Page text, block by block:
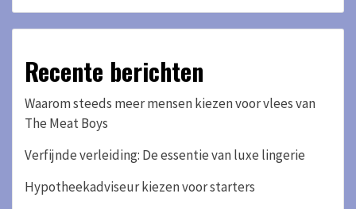
Recente berichten
Waarom steeds meer mensen kiezen voor vlees van
The Meat Boys
Verfijnde verleiding: De essentie van luxe lingerie
Hypotheekadviseur kiezen voor starters